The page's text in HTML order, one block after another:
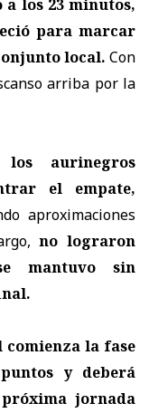
los 23 minutos,
para marcar
local. Con
arriba por la
los aurinegros
el empate,
aproximaciones
no lograron
mantuvo sin
comienza la fase
y deberá
jornada